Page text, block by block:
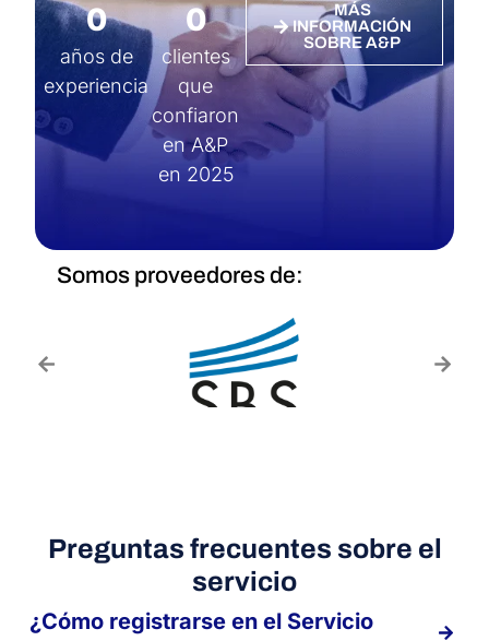
años de
experiencia
0
clientes
que
confiaron
en A&P
en 2025
0
MÁS
INFORMACIÓN
SOBRE A&P
Somos proveedores de:
Preguntas frecuentes sobre el
servicio
¿Cómo registrarse en el Servicio